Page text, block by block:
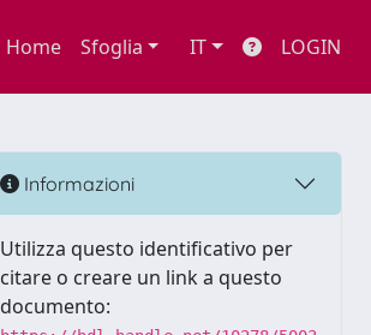
Home Sfoglia IT LOGIN
Informazioni
Utilizza questo identificativo per
citare o creare un link a questo
documento: